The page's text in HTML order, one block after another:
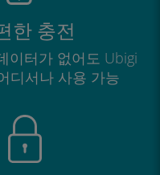
한 충전
이터가 없어도 Ubigi
디서나 사용 가능